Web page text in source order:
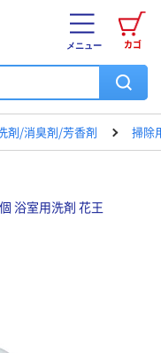
カゴ
メニュー
剤/消臭剤/芳香剤 掃除
浴室用洗剤 花王